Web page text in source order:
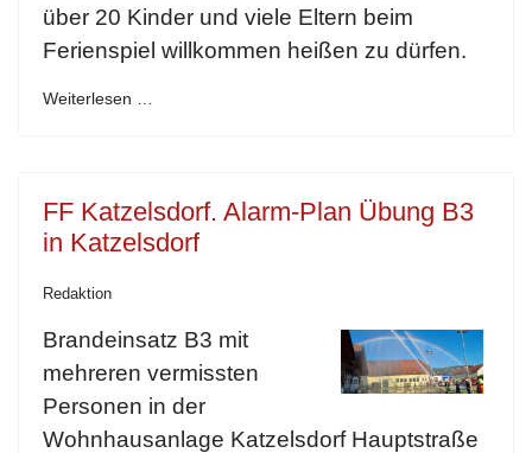
über 20 Kinder und viele Eltern beim
Ferienspiel willkommen heißen zu dürfen.
Weiterlesen …
FF Katzelsdorf. Alarm-Plan Übung B3
in Katzelsdorf
Redaktion
Brandeinsatz B3 mit
mehreren vermissten
Personen in der
Wohnhausanlage Katzelsdorf Hauptstraße